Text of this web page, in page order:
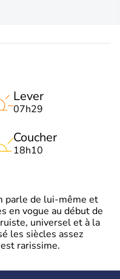
Lever
07h29
Coucher
18h10
parle de lui-même et
en vogue au début de
universel et à la
les siècles assez
rarissime.